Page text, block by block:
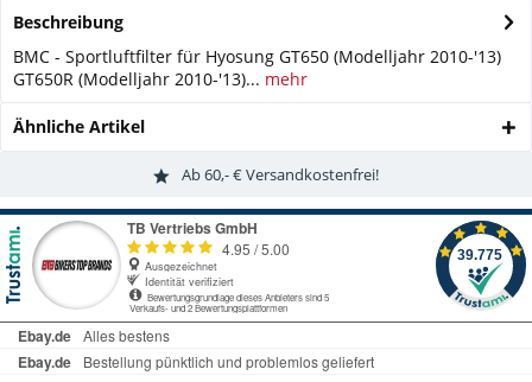
Beschreibung
BMC - Sportluftfilter für Hyosung GT650 (Modelljahr 2010-'13)
GT650R (Modelljahr 2010-'13)... mehr
Ähnliche Artikel
Ab 60,- € Versandkostenfrei!